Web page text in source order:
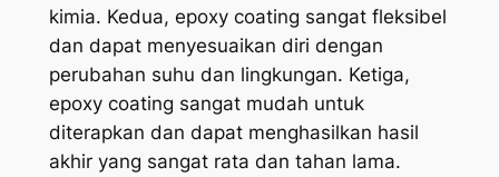
kimia. Kedua, epoxy coating sangat fleksibel
dan dapat menyesuaikan diri dengan
perubahan suhu dan lingkungan. Ketiga,
epoxy coating sangat mudah untuk
diterapkan dan dapat menghasilkan hasil
akhir yang sangat rata dan tahan lama.